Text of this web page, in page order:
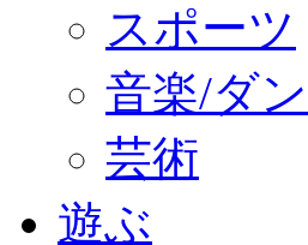
スポーツ
音楽/ダ
芸術
遊ぶ